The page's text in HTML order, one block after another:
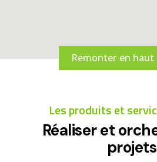
Remonter en haut
Les produits et
Réaliser et
projets